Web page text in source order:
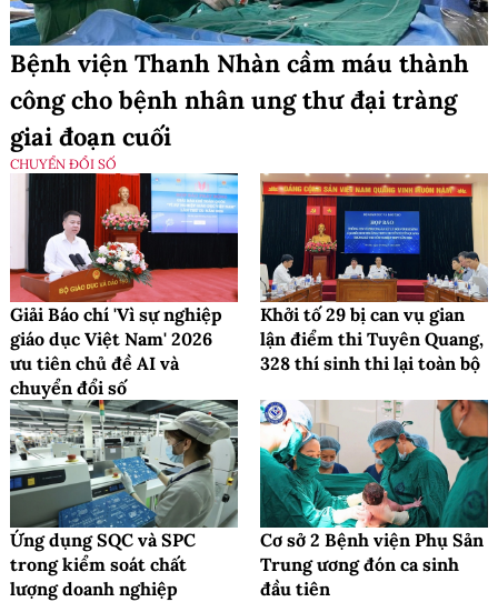
Bệnh viện Thanh Nhàn cầm máu thành
công cho bệnh nhân ung thư đại tràng
giai đoạn cuối
CHUYỂN ĐỔI SỐ
Giải Báo chí 'Vì sự nghiệp
giáo dục Việt Nam' 2026
ưu tiên chủ đề AI và
chuyển đổi số
Khởi tố 29 bị can vụ gian
lận điểm thi Tuyên Quang,
328 thí sinh thi lại toàn bộ
Ứng dụng SQC và SPC
trong kiểm soát chất
lượng doanh nghiệp
Cơ sở 2 Bệnh viện Phụ Sản
Trung ương đón ca sinh
đầu tiên